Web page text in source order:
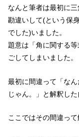
なんと筆者は最初に
勘違いして(という保
でした)いました。
題意は「角に関する
ごしてしまいました。
最初に間違って「な
じゃん。」と解釈し
ここではその間違っ